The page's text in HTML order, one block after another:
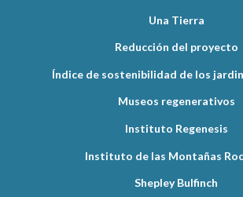
Una Tierra
Reducción del proyecto
Índice de sostenibilidad de los
Museos regenerativos
Instituto Regenesis
Instituto de las Montañas
Shepley Bulfinch